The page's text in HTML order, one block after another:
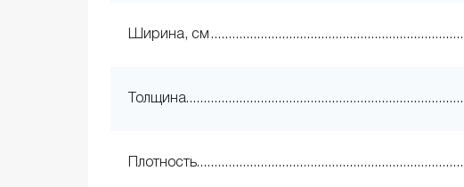
Ширина, см
Толщина
Плотность